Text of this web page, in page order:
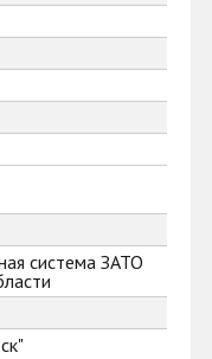
система ЗАТО